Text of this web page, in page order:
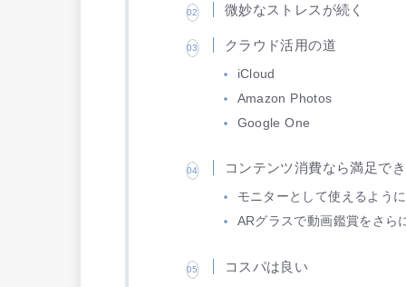
微妙なストレスが続く
クラウド活用の道
iCloud
Amazon Photos
Google One
コンテンツ消費なら満足で
モニターとして使えるように
ARグラスで動画鑑賞をさら
コスパは良い